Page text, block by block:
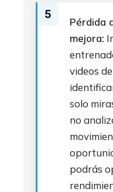
5
Pérdida
mejora:
videos
solo
no
podrás